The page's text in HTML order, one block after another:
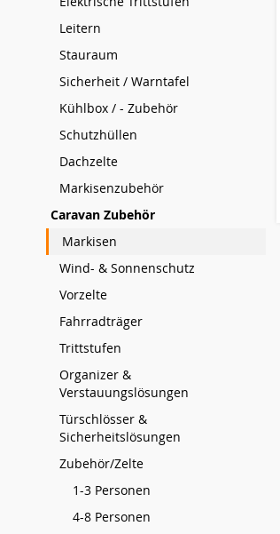
Leitern
Stauraum
Sicherheit / Warntafel
Kühlbox / - Zubehör
Schutzhüllen
Dachzelte
Markisenzubehör
Caravan Zubehör
Markisen
Wind- & Sonnenschutz
Vorzelte
Fahrradträger
Trittstufen
Organizer &
Verstauungslösungen
Türschlösser &
Sicherheitslösungen
Zubehör/Zelte
1-3 Personen
4-8 Personen